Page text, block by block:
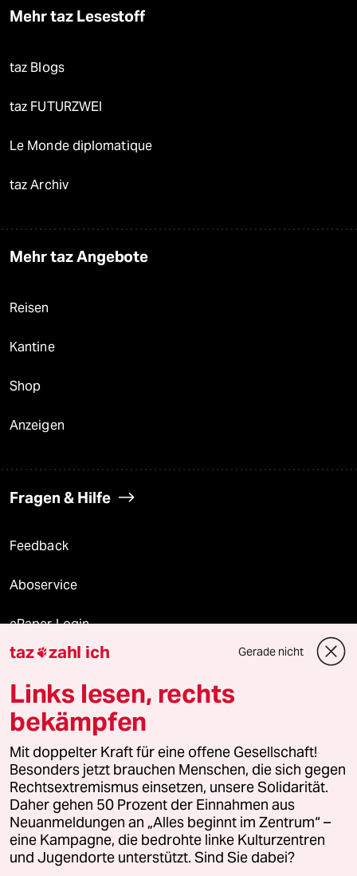
Mehr taz Lesestoff
taz Blogs
taz FUTURZWEI
Le Monde diplomatique
taz Archiv
Mehr taz Angebote
Reisen
Kantine
Shop
Anzeigen
Fragen & Hilfe
Feedback
Aboservice
ePaper Login
Downloads für Abonnierende
© 2026 taz Verlags und Vertriebs GmbH
Alle Rechte vorbehalten. Bei rechtlichen Fragen oder für Genehmigungen
wenden Sie sich bitte an lizenzen@taz.de
Feedback Redaktionsstatut Kommune-Richtlinien
Leitlinie Informant Datenschutz Impressum AGB
taz zahl ich Gerade nicht
Links lesen, rechts
bekämpfen
Mit doppelter Kraft für eine offene Gesellschaft!
Besonders jetzt brauchen Menschen, die sich gegen
Rechtsextremismus einsetzen, unsere Solidarität.
Daher gehen 50 Prozent der Einnahmen aus
Neuanmeldungen an „Alles beginnt im Zentrum“ –
eine Kampagne, die bedrohte linke Kulturzentren
und Jugendorte unterstützt. Sind Sie dabei?